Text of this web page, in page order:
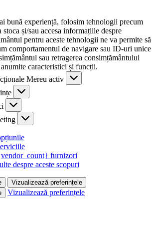
bună experiență, folosim tehnologii precum
și/sau accesa informațiile despre
pentru aceste tehnologii ne va permite să
comportamentul de navigare sau ID-uri unice
sau retragerea consimțământului
caracteristici și funcții.
Mereu activ
furnizori
despre aceste scopuri
Vizualizează preferințele
Vizualizează preferințele